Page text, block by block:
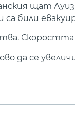
щат
били
Скоростта
да се